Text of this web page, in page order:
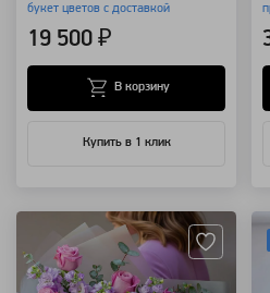
букет цветов с доставкой
19 500 ₽
Купить в 1 клик
В корзину